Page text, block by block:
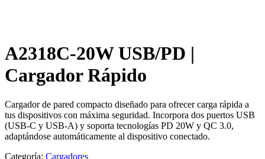
A2318C-20W USB/PD |
Cargador Rápido
Cargador de pared compacto diseñado para ofrecer carga rápida a
tus dispositivos con máxima seguridad. Incorpora dos puertos USB
(USB-C y USB-A) y soporta tecnologías PD 20W y QC 3.0,
adaptándose automáticamente al dispositivo conectado.
Categoría: Cargadores